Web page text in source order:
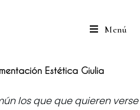
Menú
Estética Giulia
los que que quieren verse